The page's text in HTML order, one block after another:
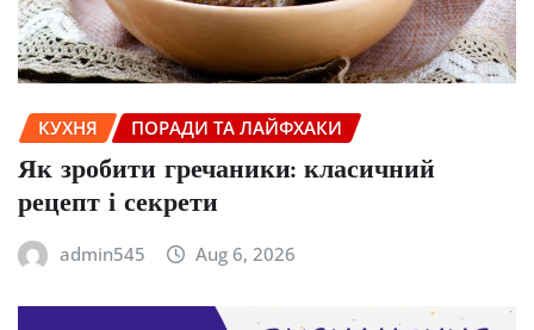
КУХНЯ ПОРАДИ ТА ЛАЙФХАКИ
Як зробити гречаники: класичний
рецепт і секрети
admin545 Aug 6, 2026